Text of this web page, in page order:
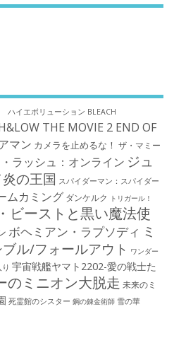
ハイエボリューション BLEACH
THE MOVIE 2 END OF
マン カメラを止めるな！ ザ・マミー
ラッシュ：オンライン ジュ
の王国 スパイダーマン：スパイダー
ムカミング ダンケルク トリガール！
ビーストと黒い魔法使
ボヘミアン・ラプソディ ミ
ル/フォールアウト ワンダー
宇宙戦艦ヤマト2202-愛の戦士た
のミニオン大脱走 未来のミ
死霊館のシスター 鋼の錬金術師 雪の華